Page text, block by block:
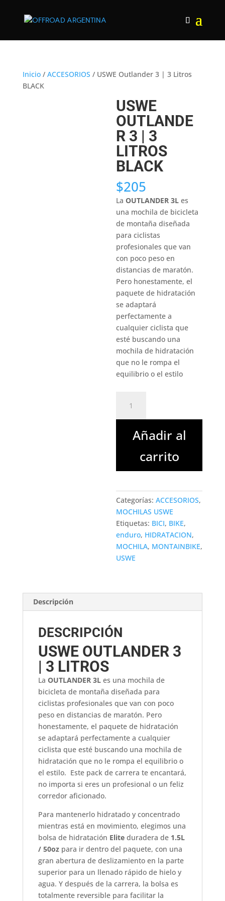
Inicio/ ACCESORIOS / USWE Outlander 3 | 3 Litros
BLACK
USWE
OUTLANDE
R 3 | 3
LITROS
BLACK
$205
LaOUTLANDER 3L es
una mochila de bicicleta
de montaña diseñada
para ciclistas
profesionales que van
con poco peso en
distancias de maratón.
Pero honestamente, el
paquete de hidratación
se adaptará
perfectamente a
cualquier ciclista que
esté buscando una
mochila de hidratación
que no le rompa el
equilibrio o el estilo
Outlander
3
Añadir al
carrito
Categorías:ACCESORIOS,
MOCHILAS USWE
Etiquetas: BICI, BIKE,
enduro, HIDRATACION,
MOCHILA, MONTAINBIKE,
USWE
Descripción
DESCRIPCIÓN
USWE OUTLANDER 3
| 3 LITROS
La OUTLANDER 3Les una mochila de
bicicleta de montaña diseñada para
ciclistas profesionales que van con poco
peso en distancias de maratón. Pero
honestamente, el paquete de hidratación
se adaptará perfectamente a cualquier
ciclista que esté buscando una mochila de
hidratación que no le rompa el equilibrio o
el estilo. Este pack de carrera te encantará,
no importa si eres un profesional o un feliz
corredor aficionado.
Para mantenerlo hidratado y concentrado
mientras está en movimiento, elegimos una
bolsa de hidratación Eliteduradera de 1.5L
/ 50ozpara ir dentro del paquete, con una
gran abertura de deslizamiento en la parte
superior para un llenado rápido de hielo y
agua. Y después de la carrera, la bolsa es
totalmente reversible para facilitar la